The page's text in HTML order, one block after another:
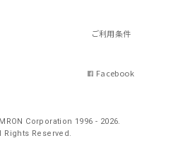
ご利用条件
Facebook
Corporation 1996 - 2026.
Rights Reserved.